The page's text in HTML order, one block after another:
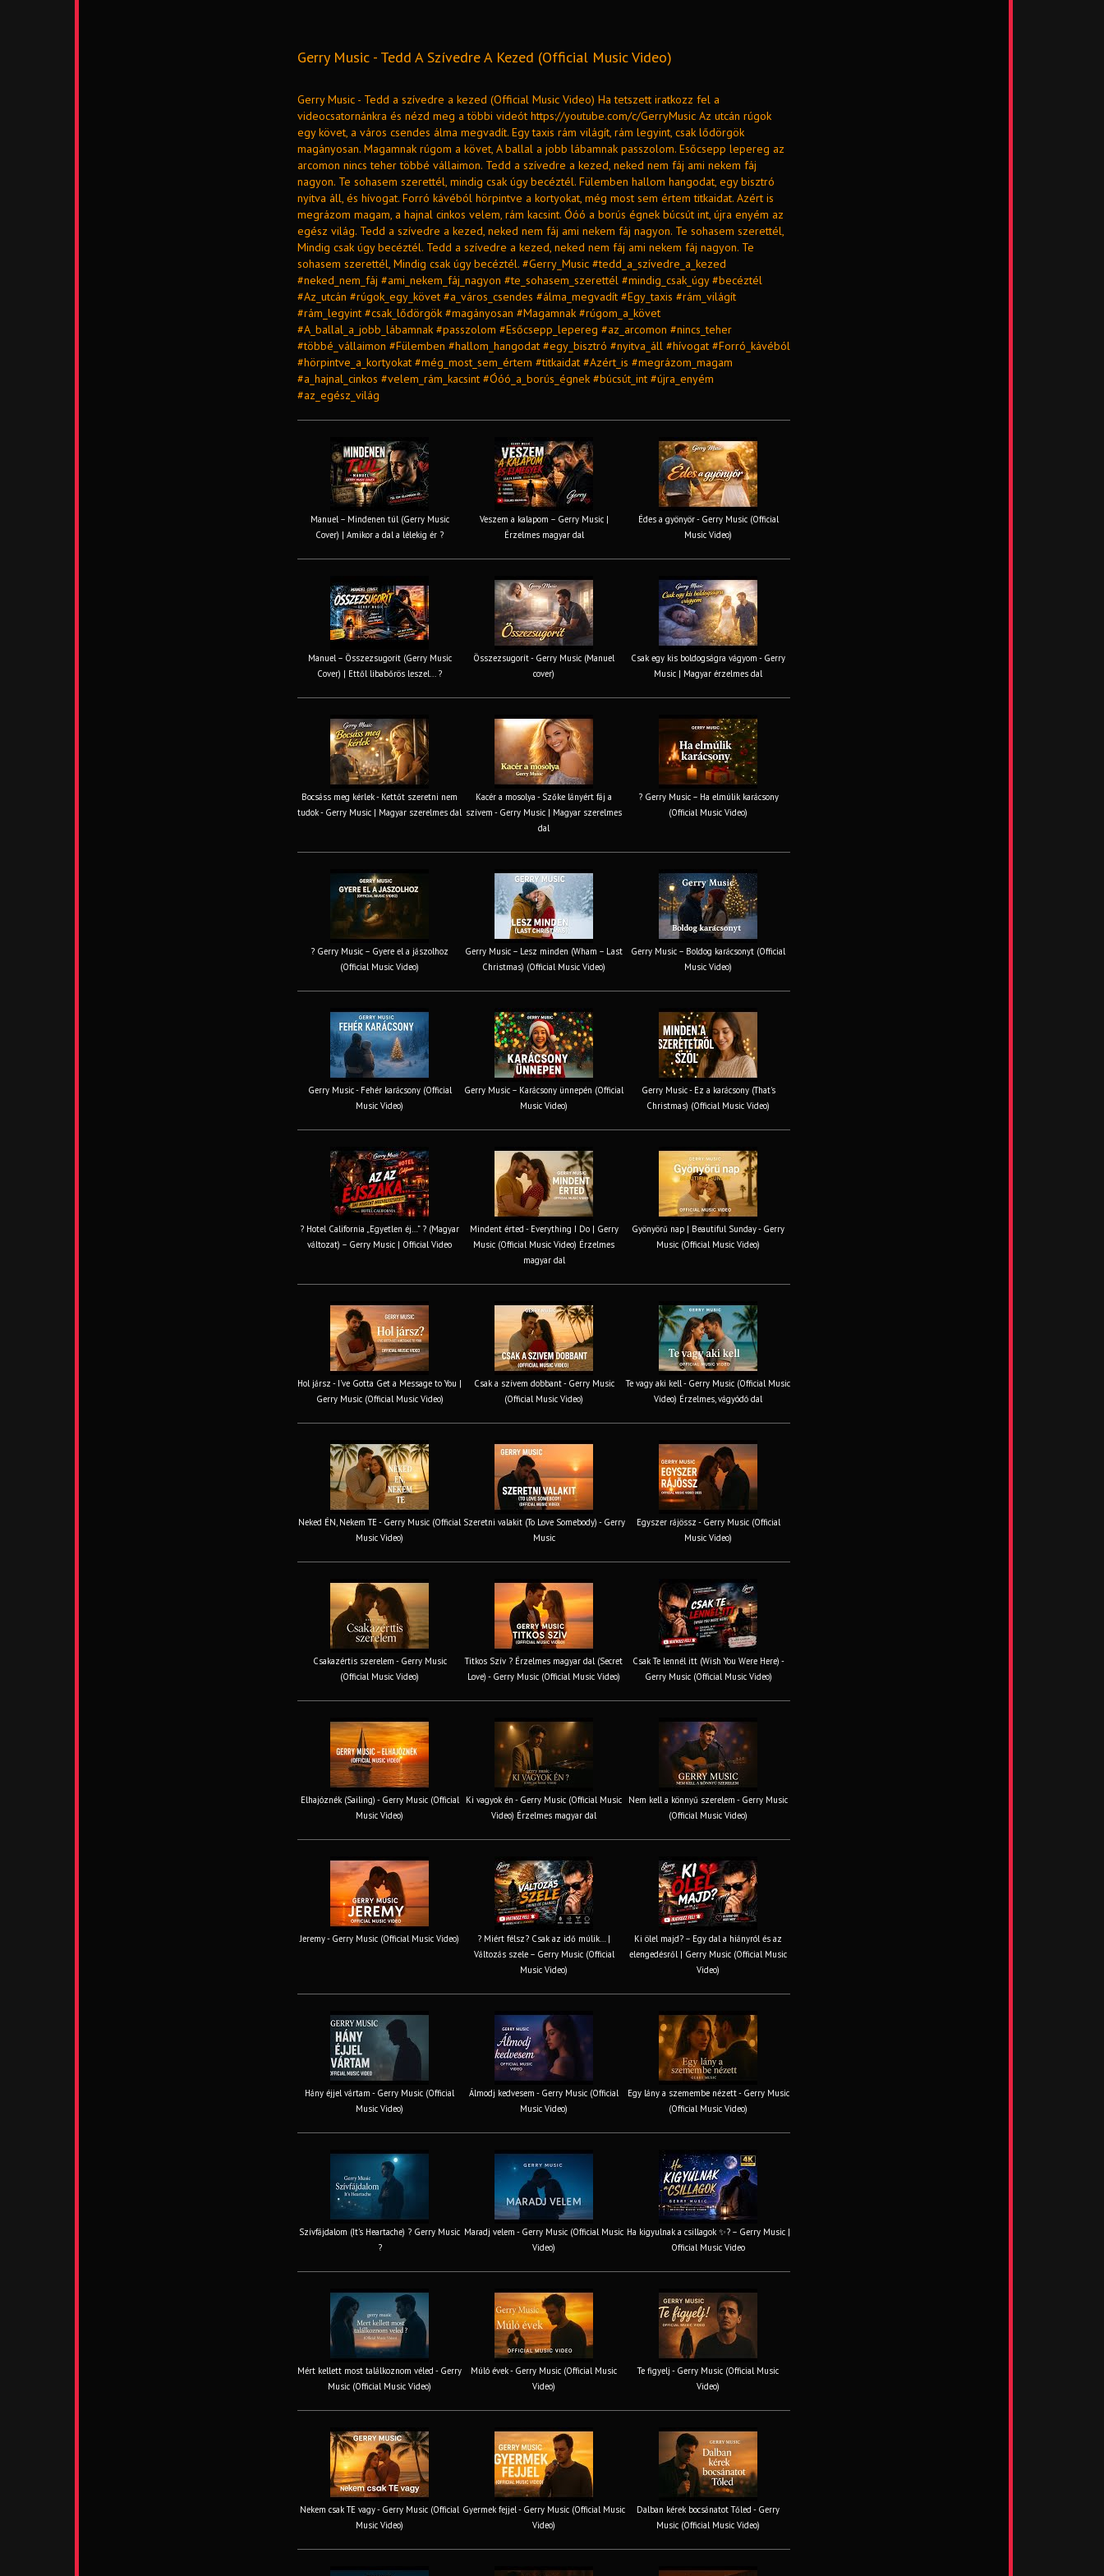
Gerry Music - Tedd A Szívedre A Kezed (Official Music Video)
Gerry Music - Tedd a szívedre a kezed (Official Music Video) Ha tetszett iratkozz fel a
videocsatornánkra és nézd meg a többi videót https://youtube.com/c/GerryMusic Az utcán rúgok
egy követ, a város csendes álma megvadít. Egy taxis rám világít, rám legyint, csak lődörgök
magányosan. Magamnak rúgom a követ, A ballal a jobb lábamnak passzolom. Esőcsepp lepereg az
arcomon nincs teher többé vállaimon. Tedd a szívedre a kezed, neked nem fáj ami nekem fáj
nagyon. Te sohasem szerettél, mindig csak úgy becéztél. Fülemben hallom hangodat, egy bisztró
nyitva áll, és hívogat. Forró kávéból hörpintve a kortyokat, még most sem értem titkaidat. Azért is
megrázom magam, a hajnal cinkos velem, rám kacsint. Óóó a borús égnek búcsút int, újra enyém az
egész világ. Tedd a szívedre a kezed, neked nem fáj ami nekem fáj nagyon. Te sohasem szerettél,
Mindig csak úgy becéztél. Tedd a szívedre a kezed, neked nem fáj ami nekem fáj nagyon. Te
sohasem szerettél, Mindig csak úgy becéztél. #Gerry_Music #tedd_a_szívedre_a_kezed
#neked_nem_fáj #ami_nekem_fáj_nagyon #te_sohasem_szerettél #mindig_csak_úgy #becéztél
#Az_utcán #rúgok_egy_követ #a_város_csendes #álma_megvadít #Egy_taxis #rám_világít
#rám_legyint #csak_lődörgök #magányosan #Magamnak #rúgom_a_követ
#A_ballal_a_jobb_lábamnak #passzolom #Esőcsepp_lepereg #az_arcomon #nincs_teher
#többé_vállaimon #Fülemben #hallom_hangodat #egy_bisztró #nyitva_áll #hívogat #Forró_kávéból
#hörpintve_a_kortyokat #még_most_sem_értem #titkaidat #Azért_is #megrázom_magam
#a_hajnal_cinkos #velem_rám_kacsint #Óóó_a_borús_égnek #búcsút_int #újra_enyém
#az_egész_világ
Manuel – Mindenen túl (Gerry Music
Cover) | Amikor a dal a lélekig ér ?
Veszem a kalapom – Gerry Music |
Érzelmes magyar dal
Édes a gyönyör - Gerry Music (Official
Music Video)
Manuel – Összezsugorít (Gerry Music
Cover) | Ettől libabőrös leszel... ?
Összezsugorít - Gerry Music (Manuel
cover)
Csak egy kis boldogságra vágyom - Gerry
Music | Magyar érzelmes dal
Bocsáss meg kérlek - Kettőt szeretni nem
tudok - Gerry Music | Magyar szerelmes dal
Kacér a mosolya - Szőke lányért fáj a
szívem - Gerry Music | Magyar szerelmes
dal
? Gerry Music – Ha elmúlik karácsony
(Official Music Video)
? Gerry Music – Gyere el a jászolhoz
(Official Music Video)
Gerry Music – Lesz minden (Wham – Last
Christmas) (Official Music Video)
Gerry Music – Boldog karácsonyt (Official
Music Video)
Gerry Music - Fehér karácsony (Official
Music Video)
Gerry Music – Karácsony ünnepén (Official
Music Video)
Gerry Music - Ez a karácsony (That's
Christmas) (Official Music Video)
? Hotel California „Egyetlen éj…” ? (Magyar
változat) – Gerry Music | Official Video
Mindent érted - Everything I Do | Gerry
Music (Official Music Video) Érzelmes
magyar dal
Gyönyörű nap | Beautiful Sunday - Gerry
Music (Official Music Video)
Hol jársz - I've Gotta Get a Message to You |
Gerry Music (Official Music Video)
Csak a szívem dobbant - Gerry Music
(Official Music Video)
Te vagy aki kell - Gerry Music (Official Music
Video) Érzelmes, vágyódó dal
Neked ÉN, Nekem TE - Gerry Music (Official
Music Video)
Szeretni valakit (To Love Somebody) - Gerry
Music
Egyszer rájössz - Gerry Music (Official
Music Video)
Csakazértis szerelem - Gerry Music
(Official Music Video)
Titkos Szív ? Érzelmes magyar dal (Secret
Love) - Gerry Music (Official Music Video)
Csak Te lennél itt (Wish You Were Here) -
Gerry Music (Official Music Video)
Elhajóznék (Sailing) - Gerry Music (Official
Music Video)
Ki vagyok én - Gerry Music (Official Music
Video) Érzelmes magyar dal
Nem kell a könnyű szerelem - Gerry Music
(Official Music Video)
Jeremy - Gerry Music (Official Music Video)
? Miért félsz? Csak az idő múlik… |
Változás szele – Gerry Music (Official
Music Video)
Ki ölel majd? – Egy dal a hiányról és az
elengedésről | Gerry Music (Official Music
Video)
Hány éjjel vártam - Gerry Music (Official
Music Video)
Álmodj kedvesem - Gerry Music (Official
Music Video)
Egy lány a szemembe nézett - Gerry Music
(Official Music Video)
Szívfájdalom (It’s Heartache) ? Gerry Music
?
Maradj velem - Gerry Music (Official Music
Video)
Ha kigyulnak a csillagok ✨? – Gerry Music |
Official Music Video
Mért kellett most találkoznom véled - Gerry
Music (Official Music Video)
Múló évek - Gerry Music (Official Music
Video)
Te figyelj - Gerry Music (Official Music
Video)
Nekem csak TE vagy - Gerry Music (Official
Music Video)
Gyermek fejjel - Gerry Music (Official Music
Video)
Dalban kérek bocsánatot Tőled - Gerry
Music (Official Music Video)